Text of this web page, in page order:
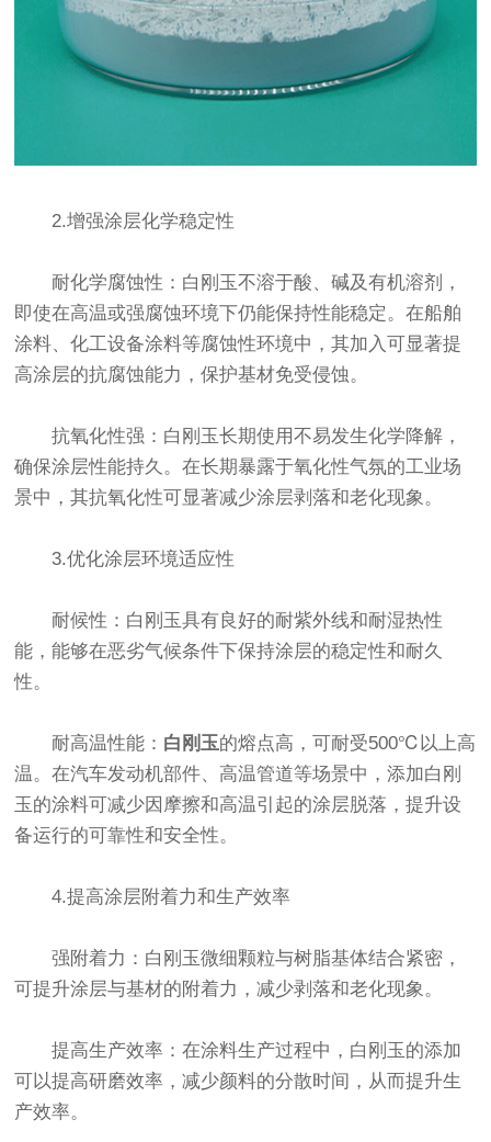
2.增强涂层化学稳定性
耐化学腐蚀性：白刚玉不溶于酸、碱及有机溶剂，
即使在高温或强腐蚀环境下仍能保持性能稳定。在船舶
涂料、化工设备涂料等腐蚀性环境中，其加入可显著提
高涂层的抗腐蚀能力，保护基材免受侵蚀。
抗氧化性强：白刚玉长期使用不易发生化学降解，
确保涂层性能持久。在长期暴露于氧化性气氛的工业场
景中，其抗氧化性可显著减少涂层剥落和老化现象。
3.优化涂层环境适应性
耐候性：白刚玉具有良好的耐紫外线和耐湿热性
能，能够在恶劣气候条件下保持涂层的稳定性和耐久
性。
耐高温性能： 白刚玉的熔点高，可耐受500℃以上高
温。在汽车发动机部件、高温管道等场景中，添加白刚
玉的涂料可减少因摩擦和高温引起的涂层脱落，提升设
备运行的可靠性和安全性。
4.提高涂层附着力和生产效率
强附着力：白刚玉微细颗粒与树脂基体结合紧密，
可提升涂层与基材的附着力，减少剥落和老化现象。
提高生产效率：在涂料生产过程中，白刚玉的添加
可以提高研磨效率，减少颜料的分散时间，从而提升生
产效率。